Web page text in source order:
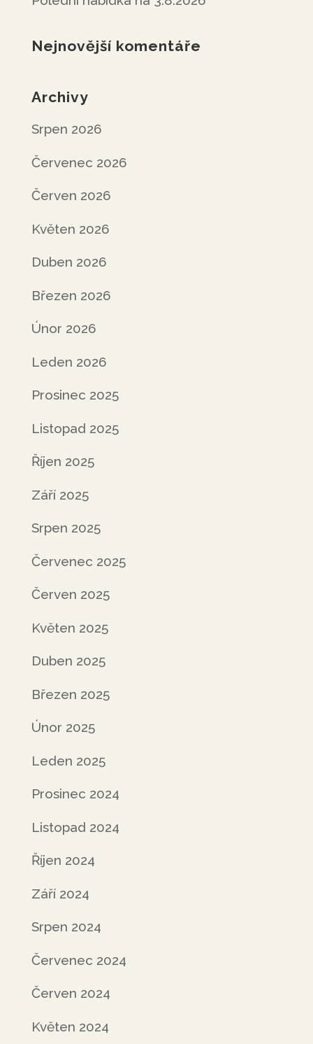
Nejnovější komentáře
Archivy
Srpen 2026
Červenec 2026
Červen 2026
Květen 2026
Duben 2026
Březen 2026
Únor 2026
Leden 2026
Prosinec 2025
Listopad 2025
Říjen 2025
Září 2025
Srpen 2025
Červenec 2025
Červen 2025
Květen 2025
Duben 2025
Březen 2025
Únor 2025
Leden 2025
Prosinec 2024
Listopad 2024
Říjen 2024
Září 2024
Srpen 2024
Červenec 2024
Červen 2024
Květen 2024